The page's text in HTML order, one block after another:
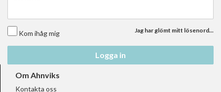
Kom ihåg mig Jag har glömt mitt lösenord...
Logga in
Om Ahnviks
Kontakta oss